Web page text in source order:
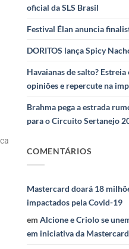
oficial da SLS Brasil
Festival Élan anuncia
DORITOS lança Spicy
Havaianas de salto?
opiniões e repercute na
Brahma pega a estrada
para o Circuito Sertanejo
COMENTÁRIOS
Mastercard doará 18
impactados pela Covid-19
emAlcione e Criolo se
em iniciativa da Mastercard